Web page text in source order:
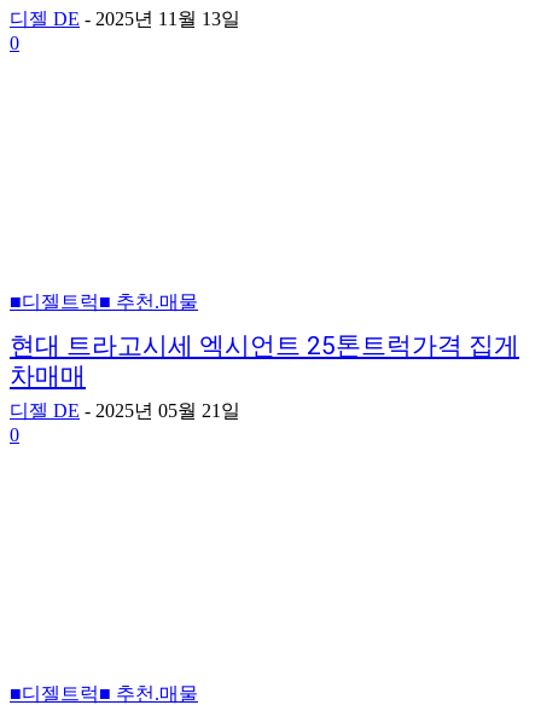
디젤 DE - 2025년 11월 13일
0
■디젤트럭■ 추천.매물
현대 트라고시세 엑시언트 25톤트럭가격 집게
차매매
디젤 DE - 2025년 05월 21일
0
■디젤트럭■ 추천.매물